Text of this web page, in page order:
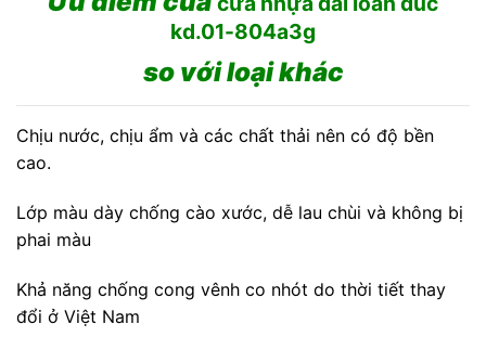
kd.01-804a3g
so với loại khác
Chịu nước, chịu ẩm và các chất thải nên có độ bền
cao.
Lớp màu dày chống cào xước, dễ lau chùi và không bị
phai màu
Khả năng chống cong vênh co nhót do thời tiết thay
đổi ở Việt Nam